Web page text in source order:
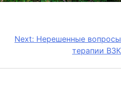
Next: Нерешенные вопросы
терапии ВЗК